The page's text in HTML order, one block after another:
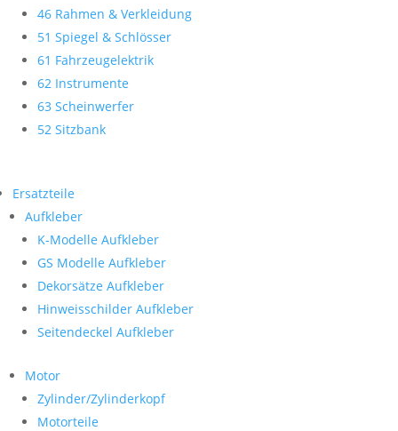
46 Rahmen & Verkleidung
51 Spiegel & Schlösser
61 Fahrzeugelektrik
62 Instrumente
63 Scheinwerfer
52 Sitzbank
Ersatzteile
Aufkleber
K-Modelle Aufkleber
GS Modelle Aufkleber
Dekorsätze Aufkleber
Hinweisschilder Aufkleber
Seitendeckel Aufkleber
Motor
Zylinder/Zylinderkopf
Motorteile